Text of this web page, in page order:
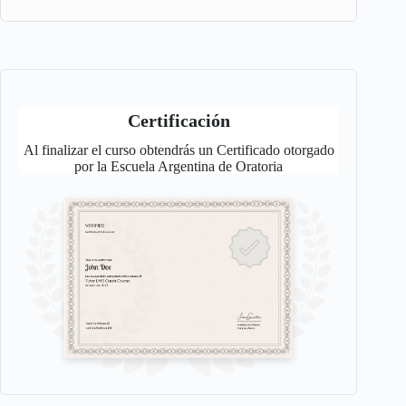
Certificación
Al finalizar el curso obtendrás un Certificado otorgado
por la Escuela Argentina de Oratoria